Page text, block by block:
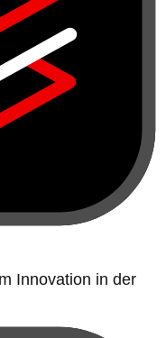
Innovation in der